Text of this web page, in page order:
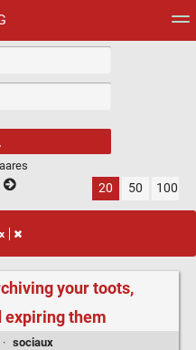
20 50 100
your toots,
expiring them
· sociaux